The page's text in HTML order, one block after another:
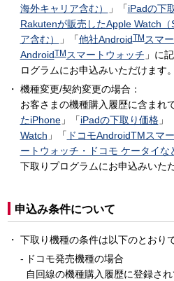
海外キャリア含む）
」「iPadの下
Rakutenが販売したApple Watch
ア含む）
」「他社AndroidTMスマ
AndroidTMスマートウォッチ 」に
ログラムにお申込みいただけます。
機種変更/契約変更の場合：
お客さまの機種購入履歴に含まれ
たiPhone」「iPadの下取り価格」
Watch 」「 ドコモAndroidTMスマ
ートウォッチ・ドコモ ケータイな
下取りプログラムにお申込みいた
申込み条件について
下取り機種の条件は以下のとおり
ドコモ発売機種の場合
自回線の機種購入履歴に登録さ